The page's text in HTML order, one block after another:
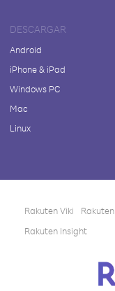
DESCARGAR
Android
iPhone & iPad
Windows PC
Mac
Linux
Rakuten Viki
Rakuten Insight